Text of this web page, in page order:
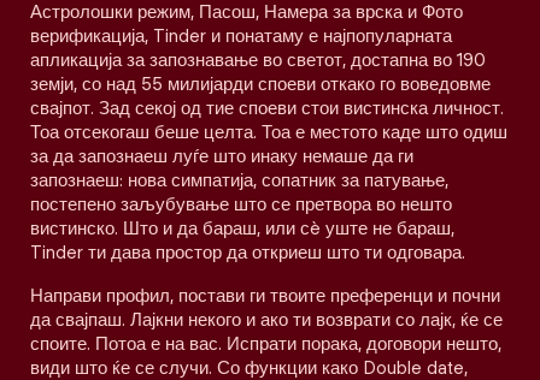
Астролошки режим, Пасош, Намера за врска и Фото
верификација, Tinder и понатаму е најпопуларната
апликација за запознавање во светот, достапна во 190
земји, со над 55 милијарди споеви откако го воведовме
свајпот. Зад секој од тие споеви стои вистинска личност.
Тоа отсекогаш беше целта. Тоа е местото каде што одиш
за да запознаеш луѓе што инаку немаше да ги
запознаеш: нова симпатија, сопатник за патување,
постепено заљубување што се претвора во нешто
вистинско. Што и да бараш, или сè уште не бараш,
Tinder ти дава простор да откриеш што ти одговара.
Направи профил, постави ги твоите преференци и почни
да свајпаш. Лајкни некого и ако ти возврати со лајк, ќе се
споите. Потоа е на вас. Испрати порака, договори нешто,
види што ќе се случи. Со функции како Double date,